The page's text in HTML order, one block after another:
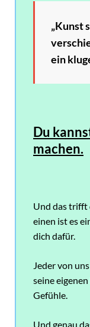
„Kunst
ein
Du
machen.
Und das trifft
einen ist es
dich dafür.
Jeder von
seine
Gefühle.
Und genau